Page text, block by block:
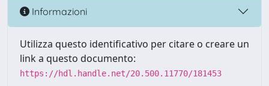
Informazioni
Utilizza questo identificativo per citare o creare un
link a questo documento:
https://hdl.handle.net/20.500.11770/181453